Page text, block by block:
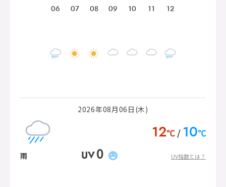
06 07 08 09 10 11 12
2026年08月06日(木)
12℃ 10℃
雨 UV0 UV指数とは？